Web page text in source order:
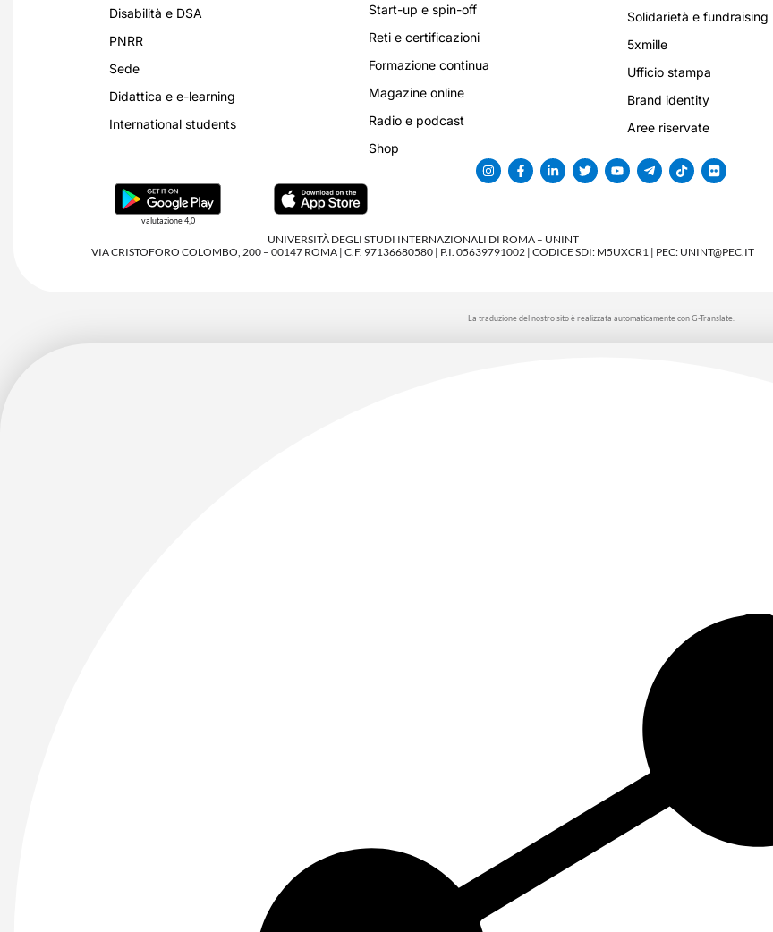
Disabilità e DSA
PNRR
Sede
Didattica e e-learning
International students
Start-up e spin-off
Reti e certificazioni
Formazione continua
Magazine online
Radio e podcast
Shop
Solidarietà e fundraising
5xmille
Ufficio stampa
Brand identity
Aree riservate
valutazione 4,0
UNIVERSITÀ DEGLI STUDI INTERNAZIONALI DI ROMA – UNINT
VIA CRISTOFORO COLOMBO, 200 – 00147 ROMA | C.F. 97136680580 | P.I. 05639791002 | CODICE SDI: M5UXCR1 | PEC: UNINT@PEC.IT
La traduzione del nostro sito è realizzata automaticamente con G-Translate.